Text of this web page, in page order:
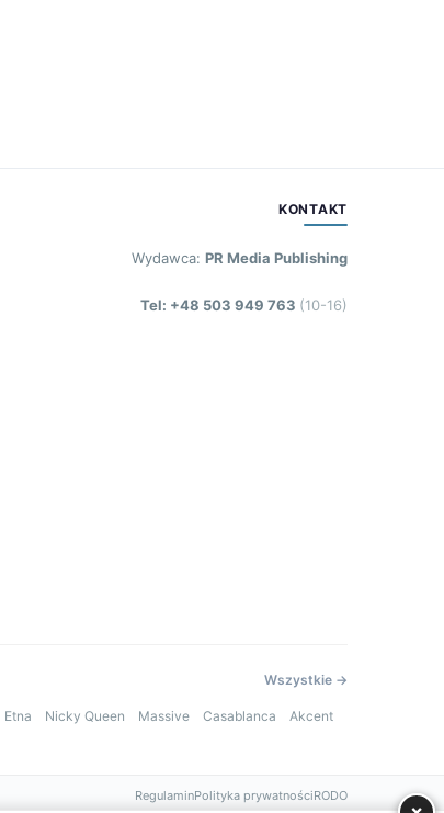
KONTAKT
Wydawca: PR Media Publishing
Tel: +48 503 949 763 (10-16)
Wszystkie →
Etna Nicky Queen Massive Casablanca
Akcent
RegulaminPolityka prywatnościRODO